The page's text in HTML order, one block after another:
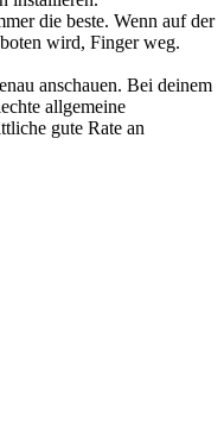
die beste. Wenn auf der
wird, Finger weg.
anschauen. Bei deinem
allgemeine
gute Rate an